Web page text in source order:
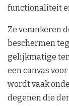
functionaliteit
Ze verankeren
beschermen
gelijkmatige
een canvas
wordt vaak
degenen die